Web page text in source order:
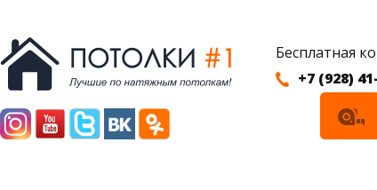
Бесплатная
+7 (928)